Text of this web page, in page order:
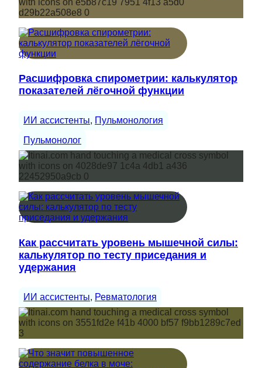
Расшифровка спирометрии: калькулятор
показателей лёгочной функции
ИИ ассистенты, Пульмонология
Пульмонолог
Как рассчитать уровень мышечной силы:
калькулятор по тесту приседания и
удержания
ИИ ассистенты, Ревматология